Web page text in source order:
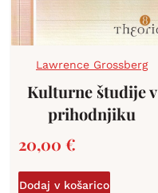
Lawrence Grossberg
Kulturne študije v
prihodnjiku
20,00 €
Dodaj v košarico